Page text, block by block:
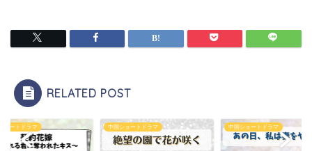
RELATED POST
ョートドラマ 中国ショートドラマ 中国ショートドラマ